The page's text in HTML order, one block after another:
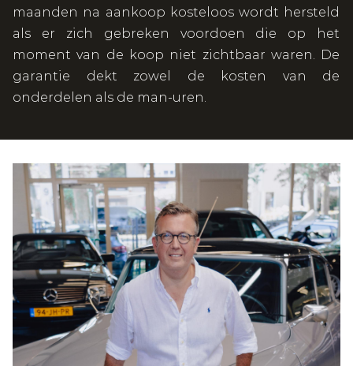
maanden na aankoop kosteloos wordt hersteld
als er zich gebreken voordoen die op het
moment van de koop niet zichtbaar waren. De
garantie dekt zowel de kosten van de
onderdelen als de man-uren.